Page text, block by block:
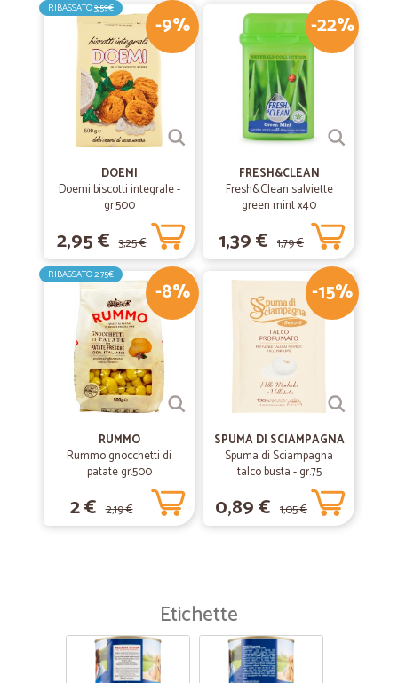
-9%
RIBASSATO3,59€
DOEMI
Doemi biscotti integrale -
gr.500
2,95 € 3,25 €
-22%
FRESH&CLEAN
Fresh&Clean salviette
green mint x40
1,39 € 1,79 €
-8%
RIBASSATO2,75€
RUMMO
Rummo gnocchetti di
patate gr.500
2 € 2,19 €
-15%
SPUMA DI SCIAMPAGNA
Spuma di Sciampagna
talco busta - gr.75
0,89 € 1,05 €
Etichette